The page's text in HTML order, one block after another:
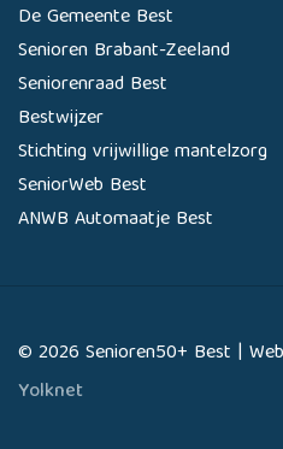
De Gemeente Best
Senioren Brabant-Zeeland
Seniorenraad Best
Bestwijzer
Stichting vrijwillige mantelzorg
SeniorWeb Best
ANWB Automaatje Best
© 2026 Senioren50+ Best |
Yolknet